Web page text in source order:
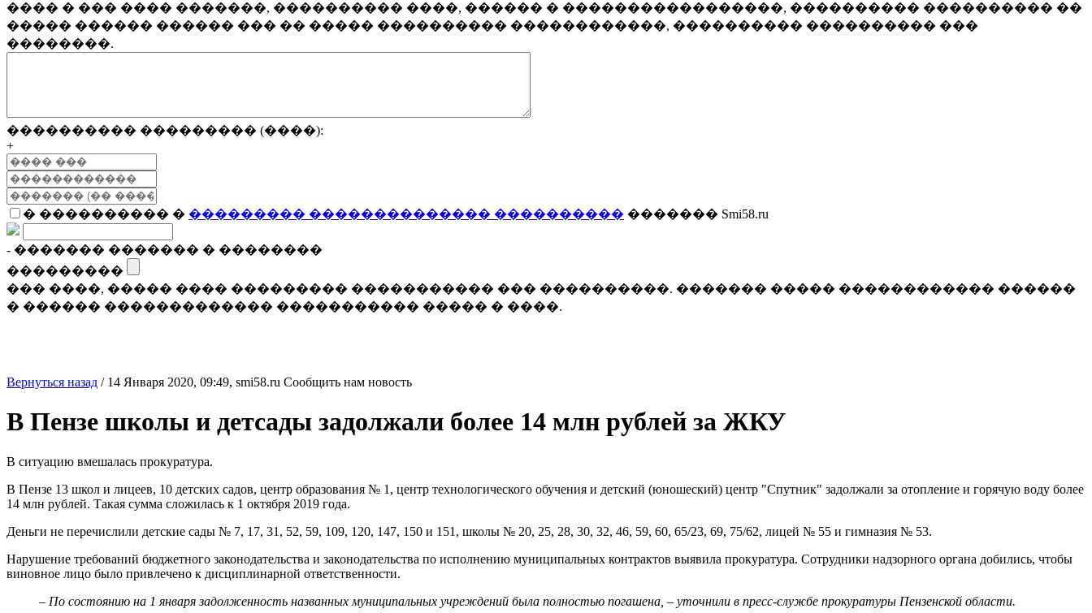
���� � ��� ���� �������, ���������� ����, ������ � �����������������, ���������� ���������� ��
����� ������ ������ ��� �� ����� ���������� ������������, ���������� ���������� ���
��������.
���������� ��������� (����):
+
� ���������� � ��������� �������������� ���������� ������� Smi58.ru
- ������� ������� � ��������
���������
��� ����, ����� ���� ��������� ����������� ��� ����������. ������� ����� ������������ ������
� ������ ������������� ����������� ����� � ����.
Вернуться назад / 14 Января 2020, 09:49, smi58.ru Сообщить нам новость
В Пензе школы и детсады задолжали более 14 млн рублей за ЖКУ
В ситуацию вмешалась прокуратура.
В Пензе 13 школ и лицеев, 10 детских садов, центр образования № 1, центр технологического обучения и детский (юношеский) центр "Спутник" задолжали за отопление и горячую воду более
14 млн рублей. Такая сумма сложилась к 1 октября 2019 года.
Деньги не перечислили детские сады № 7, 17, 31, 52, 59, 109, 120, 147, 150 и 151, школы № 20, 25, 28, 30, 32, 46, 59, 60, 65/23, 69, 75/62, лицей № 55 и гимназия № 53.
Нарушение требований бюджетного законодательства и законодательства по исполнению муниципальных контрактов выявила прокуратура. Сотрудники надзорного органа добились, чтобы
виновное лицо было привлечено к дисциплинарной ответственности.
– По состоянию на 1 января задолженность названных муниципальных учреждений была полностью погашена, – уточнили в пресс-службе прокуратуры Пензенской области.